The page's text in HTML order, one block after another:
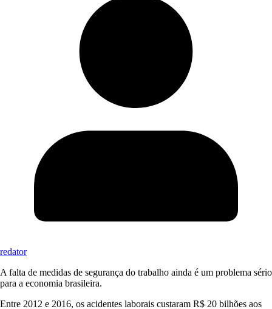
redator
A falta de medidas de segurança do trabalho ainda é um problema sério
para a economia brasileira.
Entre 2012 e 2016, os acidentes laborais custaram R$ 20 bilhões aos